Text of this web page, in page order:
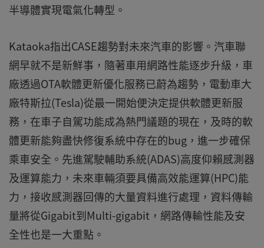
半導體實現電氣化轉型。
Kataoka指出CASE趨勢對未來汽車的影響。汽車聯
網早就不是新鮮事，隨著車用網路性能逐步升級，車
廠透過OTA軟體更新優化服務已蔚為趨勢，電動車大
廠特斯拉(Tesla)從最一開始便決定提供軟體更新服
務，在車子自駕功能成為熱門議題的現在，及時的軟
體更新能夠盡快修復系統中存在的bug，進一步確保
乘車安全。先進駕駛輔助系統(ADAS)高度仰賴感測器
及運算能力，未來車輛須要具備高效能運算(HPC)能
力，接收感測器回傳的大量資料進行處理，資料傳輸
量將從Gigabit到Multi-gigabit，網路傳輸性能及安
全性也是一大重點。